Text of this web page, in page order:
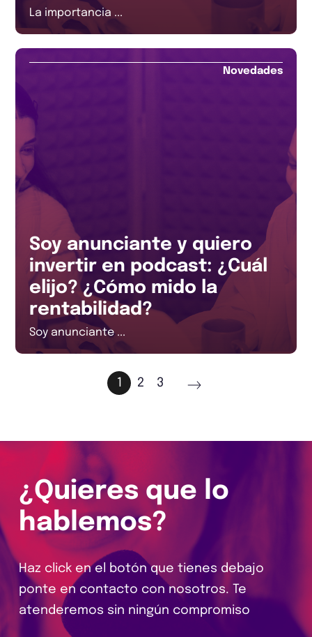
La importancia ...
Novedades
Soy anunciante y quiero
invertir en podcast: ¿Cuál
elijo? ¿Cómo mido la
rentabilidad?
Soy anunciante ...
1 2 3
¿Quieres que lo
hablemos?
Haz click en el botón que tienes debajo
ponte en contacto con nosotros. Te
atenderemos sin ningún compromiso